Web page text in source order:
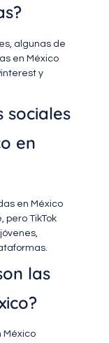
algunas de
en México
y
sociales
en
en México
pero TikTok
las
México